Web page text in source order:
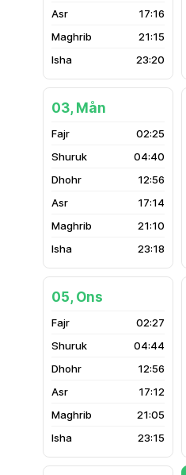
17:16
21:15
23:20
03, Mån
02:25
04:40
12:56
17:14
21:10
23:18
05, Ons
02:27
04:44
12:56
17:12
21:05
23:15